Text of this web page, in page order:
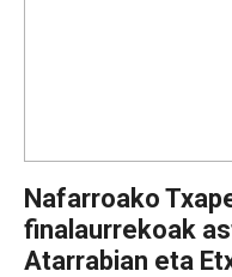
Nafarroako
finalaurrekoak
Atarrabian eta